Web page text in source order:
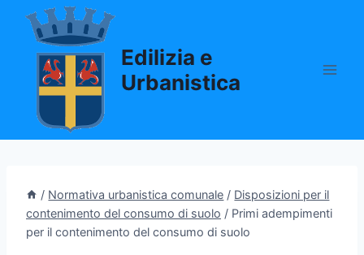
Salta
contenuto
Edilizia e
Urbanistica
/ Normativa urbanistica comunale / Disposizioni per il
contenimento del consumo di suolo / Primi adempimenti
per il contenimento del consumo di suolo